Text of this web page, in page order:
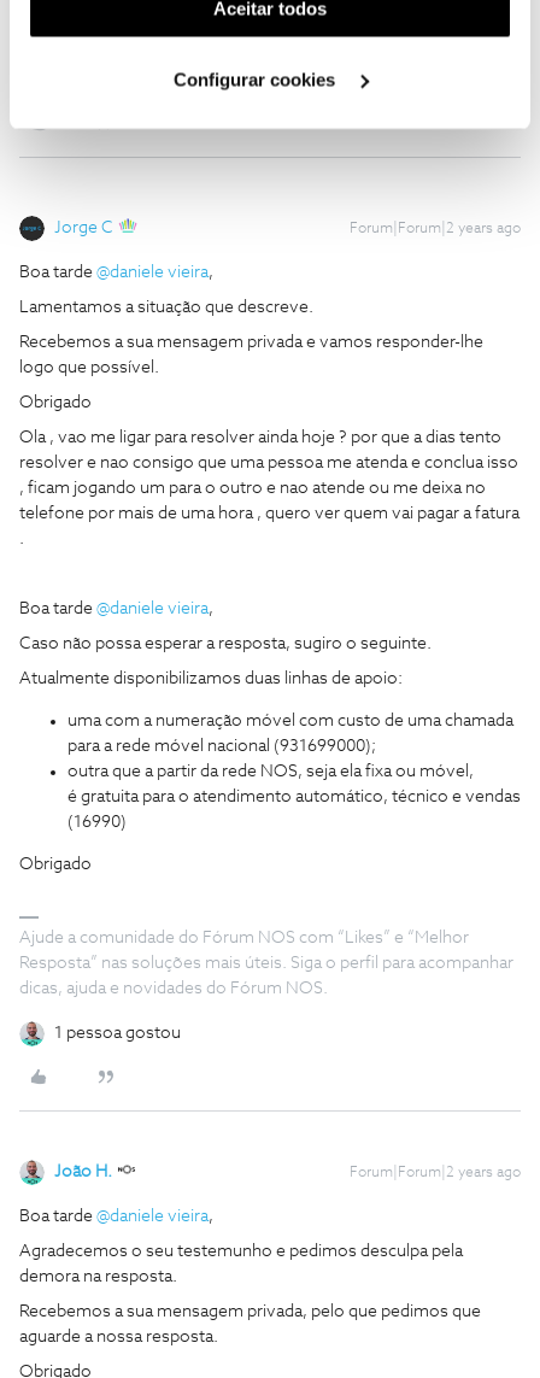
(cookies de publicidade personalizada). Pode gerir a
utilização dos cookies clicando em "Configurar
Aceitar todos
Configurar cookies
, ficam jogando um para o outro e nao atende ou me deixa no
telefone por mais de uma hora , quero ver quem vai pagar a fatura
Jorge C Forum|Forum|2 years ago
Boa tarde @daniele vieira,
Lamentamos a situação que descreve.
Recebemos a sua mensagem privada e vamos responder-lhe
logo que possível.
Obrigado
Ola , vao me ligar para resolver ainda hoje ? por que a dias tento
resolver e nao consigo que uma pessoa me atenda e conclua isso
, ficam jogando um para o outro e nao atende ou me deixa no
telefone por mais de uma hora , quero ver quem vai pagar a fatura
.
Boa tarde @daniele vieira,
Caso não possa esperar a resposta, sugiro o seguinte.
Atualmente disponibilizamos duas linhas de apoio:
uma com a numeração móvel com custo de uma chamada
para a rede móvel nacional (931699000);
outra que a partir da rede NOS, seja ela fixa ou móvel,
é gratuita para o atendimento automático, técnico e vendas
(16990)
Obrigado
Ajude a comunidade do Fórum NOS com “Likes” e “Melhor
Resposta” nas soluções mais úteis. Siga o perfil para acompanhar
dicas, ajuda e novidades do Fórum NOS.
1 pessoa gostou
João H. Forum|Forum|2 years ago
Boa tarde @daniele vieira,
Agradecemos o seu testemunho e pedimos desculpa pela
demora na resposta.
Recebemos a sua mensagem privada, pelo que pedimos que
aguarde a nossa resposta.
Obrigado